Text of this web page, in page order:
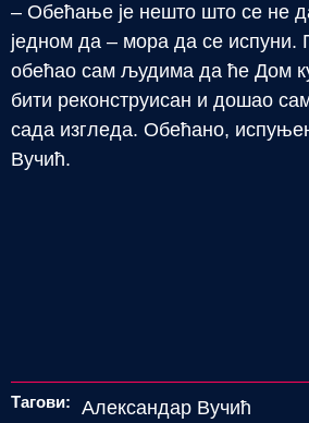
– Обећање је нешто што се не
једном да – мора да се
обећао сам људима да ће Дом
бити реконструисан и дошао
сада изгледа. Обећано,
Вучић.
Тагови: Александар Вучић